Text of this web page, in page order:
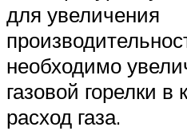
для увеличения
необходимо
газовой горелки в
расход газа.